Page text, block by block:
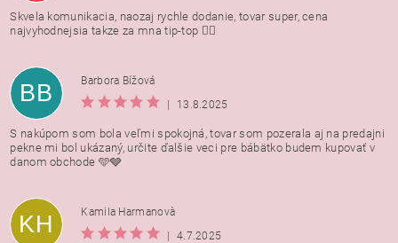
Skvela komunikacia, naozaj rychle dodanie, tovar super, cena
najvyhodnejsia takze za mna tip-top 👍🏻
BB
Barbora Bížová
|
13.8.2025
S nakúpom som bola veľmi spokojná, tovar som pozerala aj na predajni
pekne mi bol ukázaný, určite ďalšie veci pre bábätko budem kupovať v
danom obchode 🩵🩶
KH
Kamila Harmanovà
|
4.7.2025